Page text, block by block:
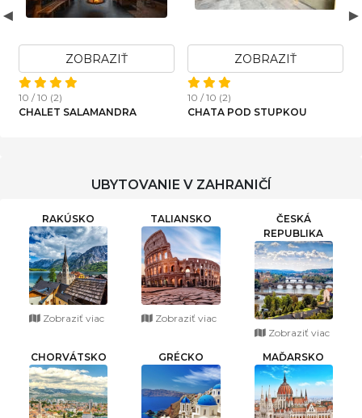
CHATA POD STUPKOU
1901 APT.
UBYTOVANIE V ZAHRANIČÍ
RAKÚSKO
Zobraziť viac
TALIANSKO
Zobraziť viac
ČESKÁ
REPUBLIKA
Zobraziť viac
CHORVÁTSKO GRÉCKO MAĎARSKO